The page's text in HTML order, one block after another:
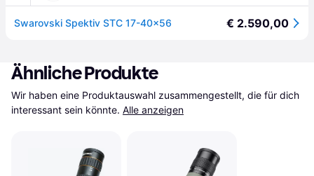
Swarovski Spektiv STC 17-40x56 € 2.590,00
Ähnliche Produkte
Wir haben eine Produktauswahl zusammengestellt, die für dich
interessant sein könnte. Alle anzeigen